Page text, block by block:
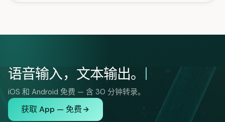
语音输入，文本输出。
iOS 和 Android 免费 — 含 30 分钟转录。
获取 App — 免费